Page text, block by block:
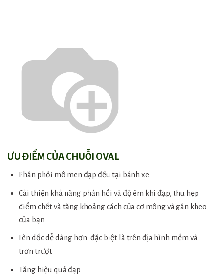
ƯU ĐIỂM CỦA CHUỖI OVAL
Phân phối mô men đạp đều tại bánh xe
Cải thiện khả năng phản hồi và độ êm khi đạp, thu hẹp
điểm chết và tăng khoảng cách của cơ mông và gân kheo
của bạn
Lên dốc dễ dàng hơn, đặc biệt là trên địa hình mềm và
trơn trượt
Tăng hiệu quả đạp